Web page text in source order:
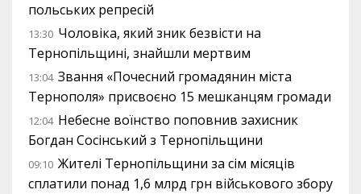
польських репресій
13:30 Чоловіка, який зник безвісти на
Тернопільщині, знайшли мертвим
13:04 Звання «Почесний громадянин міста
Тернополя» присвоєно 15 мешканцям громади
12:04 Небесне воїнство поповнив захисник
Богдан Сосінський з Тернопільщини
09:10 Жителі Тернопільщини за сім місяців
сплатили понад 1,6 млрд грн військового збору